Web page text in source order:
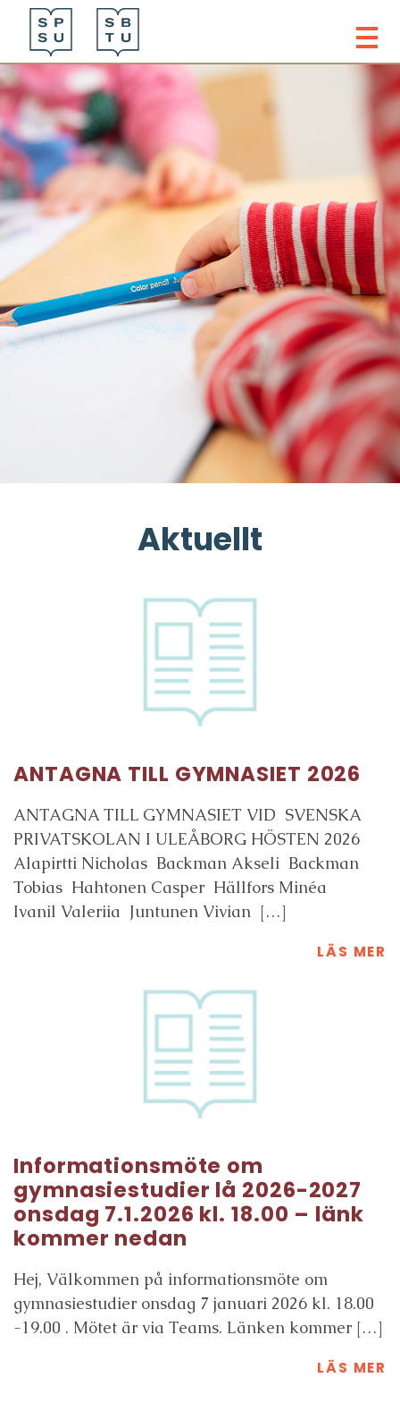
Aktuellt
ANTAGNA TILL GYMNASIET 2026
ANTAGNA TILL GYMNASIET VID SVENSKA
PRIVATSKOLAN I ULEÅBORG HÖSTEN 2026
Alapirtti Nicholas Backman Akseli Backman
Tobias Hahtonen Casper Hällfors Minéa
Ivanil Valeriia Juntunen Vivian […]
LÄS MER
Informationsmöte om
gymnasiestudier lå 2026-2027
onsdag 7.1.2026 kl. 18.00 – länk
kommer nedan
Hej, Välkommen på informationsmöte om
gymnasiestudier onsdag 7 januari 2026 kl. 18.00
-19.00 . Mötet är via Teams. Länken kommer […]
LÄS MER